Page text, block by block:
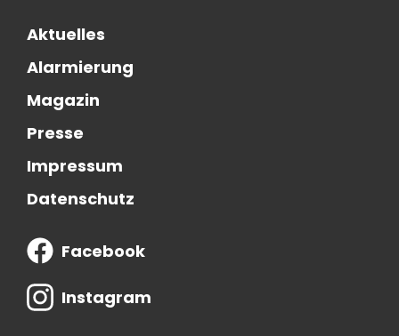
Aktuelles
Alarmierung
Magazin
Presse
Impressum
Datenschutz
Facebook
Instagram